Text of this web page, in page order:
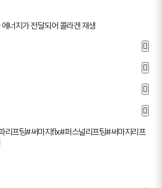
너지가 전달되어 콜라겐 재생
리프팅#써마지flx#퍼스널리프팅#써마지리프